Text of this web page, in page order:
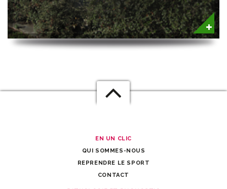
EN UN CLIC
QUI SOMMES-NOUS
REPRENDRE LE SPORT
CONTACT